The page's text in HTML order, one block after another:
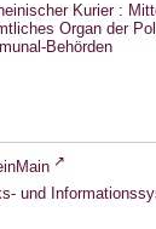
Kurier :
Organ der
Behörden
und